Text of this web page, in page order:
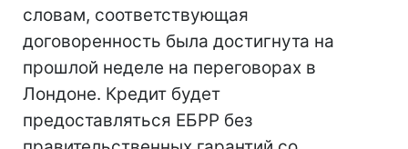
словам, соответствующая
договоренность была достигнута на
прошлой неделе на переговорах в
Лондоне. Кредит будет
предоставляться ЕБРР без